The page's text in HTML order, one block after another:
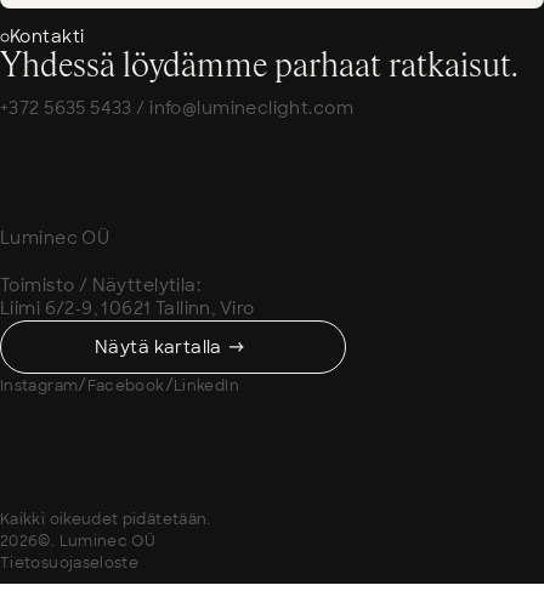
Kontakti
Yhdessä löydämme parhaat ratkaisut.
+372 5635 5433 / info@lumineclight.com
Luminec OÜ
Toimisto / Näyttelytila:
Liimi 6/2-9, 10621 Tallinn, Viro
Näytä kartalla
Instagram/Facebook/LinkedIn
Kaikki oikeudet pidätetään.
2026©. Luminec OÜ
Tietosuojaseloste